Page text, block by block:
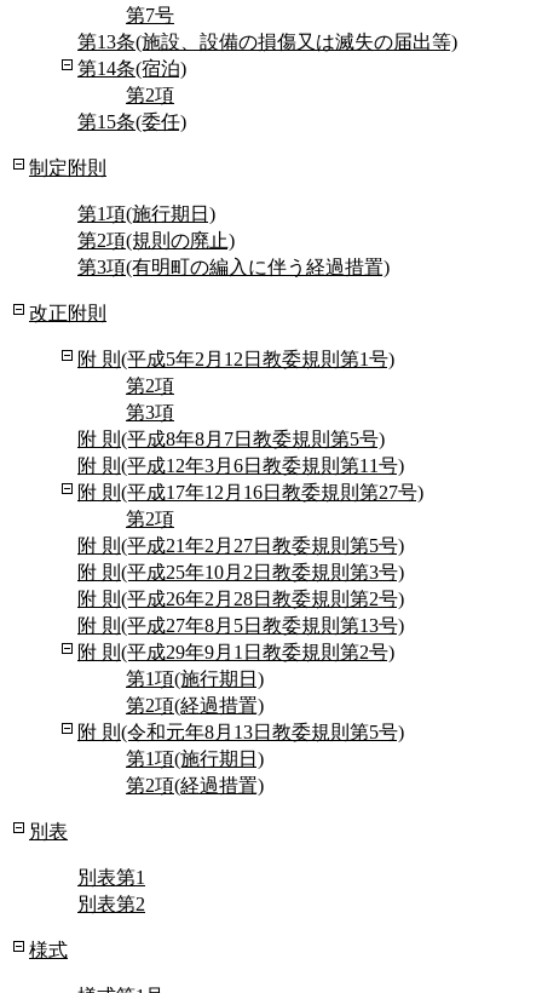
第7号
第13条(施設、設備の損傷又は滅失の届出等)
第14条(宿泊)
第2項
第15条(委任)
制定附則
第1項(施行期日)
第2項(規則の廃止)
第3項(有明町の編入に伴う経過措置)
改正附則
附 則(平成5年2月12日教委規則第1号)
第2項
第3項
附 則(平成8年8月7日教委規則第5号)
附 則(平成12年3月6日教委規則第11号)
附 則(平成17年12月16日教委規則第27号)
第2項
附 則(平成21年2月27日教委規則第5号)
附 則(平成25年10月2日教委規則第3号)
附 則(平成26年2月28日教委規則第2号)
附 則(平成27年8月5日教委規則第13号)
附 則(平成29年9月1日教委規則第2号)
第1項(施行期日)
第2項(経過措置)
附 則(令和元年8月13日教委規則第5号)
第1項(施行期日)
第2項(経過措置)
別表
別表第1
別表第2
様式